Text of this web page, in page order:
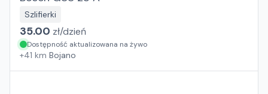
Szlifierki
35.00 zł/dzień
Dostępność aktualizowana na żywo
+41 km Bojano